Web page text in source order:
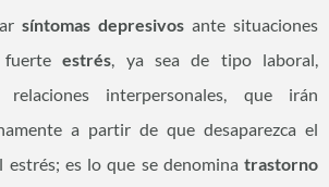
síntomas depresivos ante situaciones
fuerteestrés, ya sea de tipo laboral,
interpersonales, que irán
a partir de que desaparezca el
estrés; es lo que se denomina trastorno